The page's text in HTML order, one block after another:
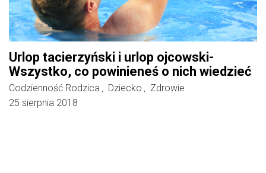
Urlop tacierzyński i urlop ojcowski-
Wszystko, co powinieneś o nich wiedzieć
Codzienność Rodzica Dziecko
Zdrowie
25 sierpnia 2018